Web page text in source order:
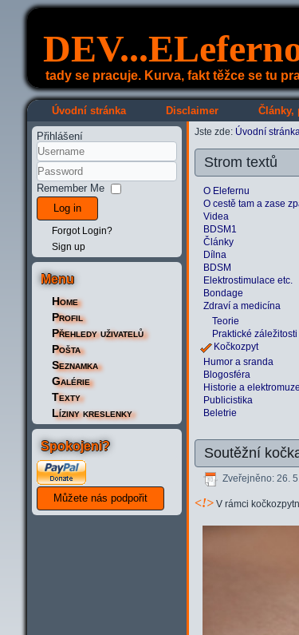
tady se pracuje. Kurva, fakt těžce se tu
Úvodní stránka Disclaimer Články,
Přihlášení
Remember Me
Log in
Forgot Login?
Sign up
Menu
Home
Profil
Přehledy uživatelů
Pošta
Seznamka
Galérie
Texty
Líziny kreslenky
Spokojeni?
Jste zde: Úvodní
Strom textů
O Elefernu
O cestě tam a zase
Videa
BDSM1
Články
Dílna
BDSM
Elektrostimulace etc.
Bondage
Zdraví a medicína
Teorie
Praktické záležitosti
Kočkozpyt
Humor a sranda
Blogosféra
Historie a
Publicistika
Beletrie
Soutěžní
Zveřejněno: 26.
<!>V rámci